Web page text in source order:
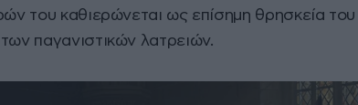
του καθιερώνεται ως επίσημη θρησκεία του
παγανιστικών λατρειών.